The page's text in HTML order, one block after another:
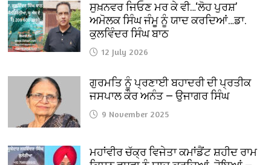
ਸੁਖ਼ਨਵਰ ਜਿਓਣ ਮਰ ਕੇ ਵੀ…‘ਲੋਹ ਪੁਰਸ਼’
ਅਮੋਲਕ ਸਿੰਘ ਜੰਮੂ ਨੂੰ ਯਾਦ ਕਰਦਿਆਂ…ਡਾ.
ਕੁਲਵਿੰਦਰ ਸਿੰਘ ਬਾਠ
12 July 2026
ਗੁਰਮਤਿ ਨੂੰ ਪ੍ਰਣਾਈ ਬਹਾਦਰੀ ਦੀ ਪ੍ਰਤੀਕ
ਜਸਪਾਲ ਕੌਰ ਅਨੰਤ — ਉਜਾਗਰ ਸਿੰਘ
9 November 2025
ਮਹਾਂਵੀਰ ਚੱਕ੍ਰ ਵਿਜੇਤਾ ਕਮਾਂਡੈਂਟ ਸ਼ਹੀਦ ਰਾਮ